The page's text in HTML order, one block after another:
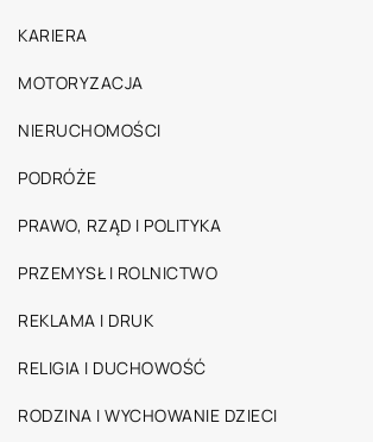
KARIERA
MOTORYZACJA
NIERUCHOMOŚCI
PODRÓŻE
PRAWO, RZĄD I POLITYKA
PRZEMYSŁ I ROLNICTWO
REKLAMA I DRUK
RELIGIA I DUCHOWOŚĆ
RODZINA I WYCHOWANIE DZIECI